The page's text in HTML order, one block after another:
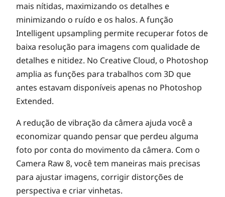
mais nítidas, maximizando os detalhes e
minimizando o ruído e os halos. A função
Intelligent upsampling permite recuperar fotos de
baixa resolução para imagens com qualidade de
detalhes e nitidez. No Creative Cloud, o Photoshop
amplia as funções para trabalhos com 3D que
antes estavam disponíveis apenas no Photoshop
Extended.
A redução de vibração da câmera ajuda você a
economizar quando pensar que perdeu alguma
foto por conta do movimento da câmera. Com o
Camera Raw 8, você tem maneiras mais precisas
para ajustar imagens, corrigir distorções de
perspectiva e criar vinhetas.